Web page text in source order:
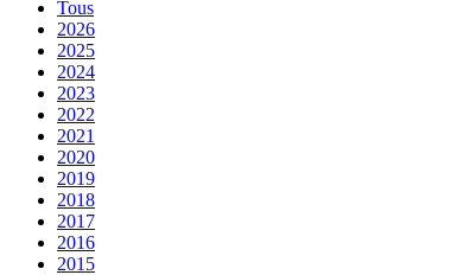
Tous
2026
2025
2024
2023
2022
2021
2020
2019
2018
2017
2016
2015